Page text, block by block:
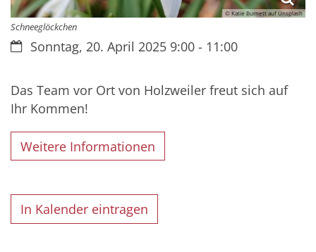
© Katie Burnett auf Unsplash
Schneeglöckchen
Datum:Sonntag, 20. April 2025 9:00 - 11:00
Das Team vor Ort von Holzweiler freut sich auf
Ihr Kommen!
Weitere Informationen
In Kalender eintragen